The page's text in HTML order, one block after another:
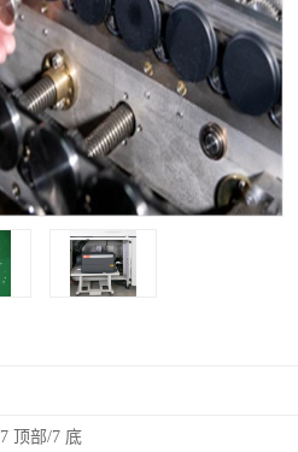
7 顶部/7 底